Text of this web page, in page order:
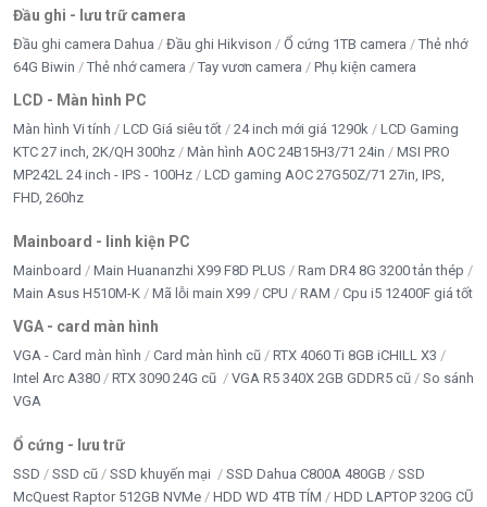
Đầu ghi - lưu trữ camera
Đầu ghi camera Dahua Đầu ghi Hikvison Ổ cứng 1TB camera
Thẻ nhớ
64G Biwin
Thẻ nhớ camera Tay vươn camera Phụ kiện camera
LCD - Màn hình PC
Màn hình Vi tính LCD Giá siêu tốt 24 inch mới giá 1290k
LCD Gaming
KTC 27 inch, 2K/QH 300hz
Màn hình AOC 24B15H3/71 24in
MSI PRO
MP242L 24 inch - IPS - 100Hz
LCD gaming AOC 27G50Z/71 27in, IPS,
FHD, 260hz
Mainboard - linh kiện PC
Mainboard Main Huananzhi X99 F8D PLUS
Ram DR4 8G 3200 tản thép
Main Asus H510M-K
Mã lỗi main X99 CPU RAM Cpu i5 12400F giá tốt
VGA - card màn hình
VGA - Card màn hình Card màn hình cũ
RTX 4060 Ti 8GB iCHILL X3
Intel Arc A380
RTX 3090 24G cũ VGA R5 340X 2GB GDDR5 cũ
So sánh
VGA
Ổ cứng - lưu trữ
SSD SSD cũ SSD khuyến mại SSD Dahua C800A 480GB
SSD
McQuest Raptor 512GB NVMe
HDD WD 4TB TÍM
HDD LAPTOP 320G CŨ